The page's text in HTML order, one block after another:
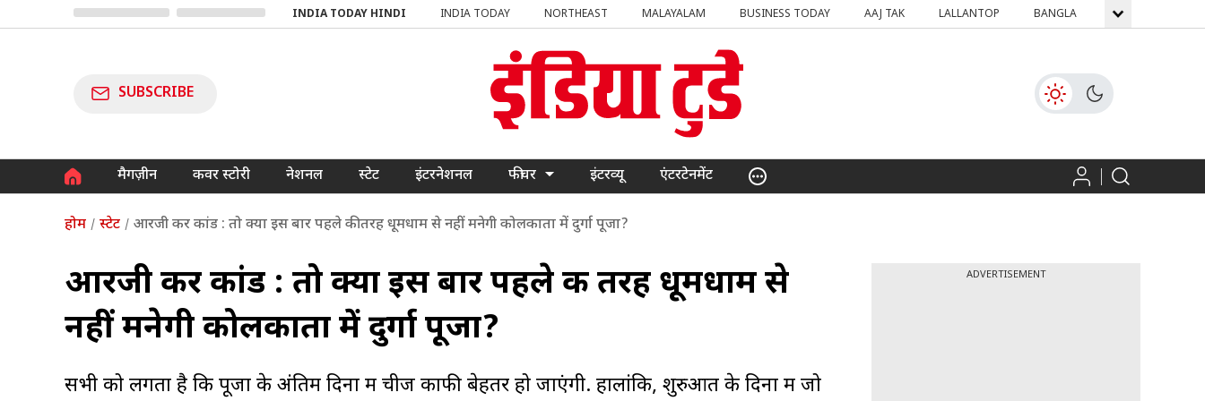
INDIA TODAY HINDI INDIA TODAY NORTHEAST MALAYALAM BUSINESS TODAY AAJ TAK LALLANTOP BANGLA GNTTV
SUBSCRIBE
मैगज़ीन कवर स्टोरी नेशनल स्टेट इंटरनेशनल फीचर इंटरव्यू एंटरटेनमेंट
होम स्टेट आरजी कर कांड : तो क्या इस बार पहले की तरह धूमधाम से नहीं मनेगी कोलकाता में दुर्गा पूजा?
आरजी कर कांड : तो क्या इस बार पहले की तरह धूमधाम से
नहीं मनेगी कोलकाता में दुर्गा पूजा?
सभी को लगता है कि पूजा के अंतिम दिनों में चीजें काफी बेहतर हो जाएंगी. हालांकि, शुरुआत के दिनों में जो
ADVERTISEMENT